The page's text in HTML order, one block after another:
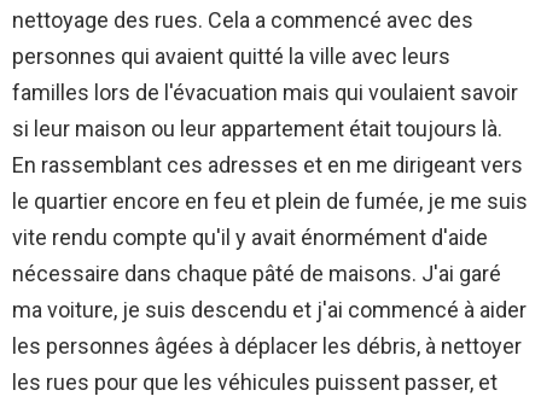
nettoyage des rues. Cela a commencé avec des
personnes qui avaient quitté la ville avec leurs
familles lors de l'évacuation mais qui voulaient savoir
si leur maison ou leur appartement était toujours là.
En rassemblant ces adresses et en me dirigeant vers
le quartier encore en feu et plein de fumée, je me suis
vite rendu compte qu'il y avait énormément d'aide
nécessaire dans chaque pâté de maisons. J'ai garé
ma voiture, je suis descendu et j'ai commencé à aider
les personnes âgées à déplacer les débris, à nettoyer
les rues pour que les véhicules puissent passer, et